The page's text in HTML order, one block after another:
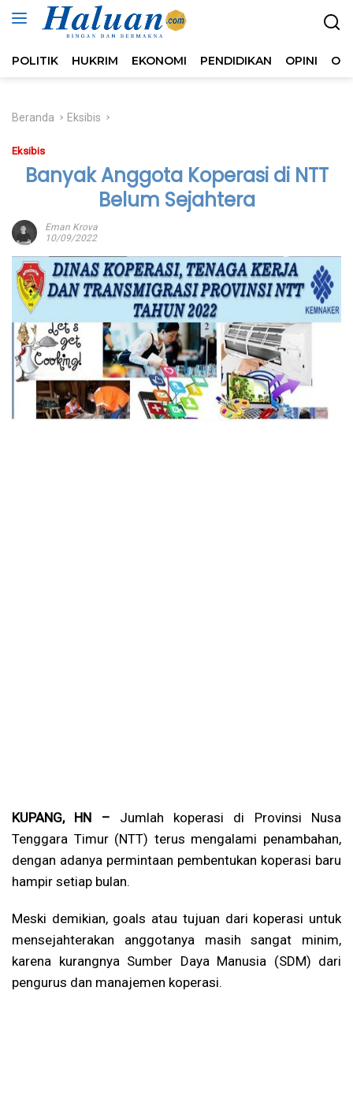
Langsung
POLITIK HUKRIM EKONOMI PENDIDIKAN OPINI
Beranda Eksibis
Eksibis
Banyak Anggota Koperasi di NTT
Belum Sejahtera
Eman Krova
10/09/2022
KUPANG, HN – Jumlah koperasi di Provinsi Nusa
Tenggara Timur (NTT) terus mengalami penambahan,
dengan adanya permintaan pembentukan koperasi baru
hampir setiap bulan.
Meski demikian, goals atau tujuan dari koperasi untuk
mensejahterakan anggotanya masih sangat minim,
karena kurangnya Sumber Daya Manusia (SDM) dari
pengurus dan manajemen koperasi.